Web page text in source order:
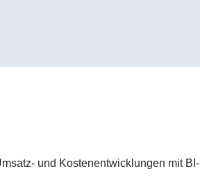
und Kostenentwicklungen mit BI-